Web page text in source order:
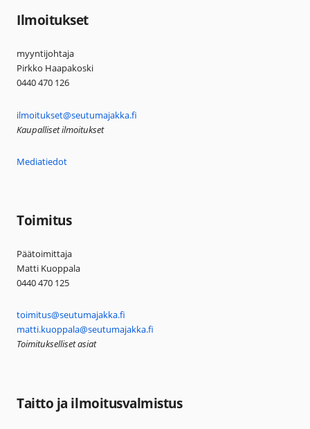
Ilmoitukset
myyntijohtaja
Pirkko Haapakoski
0440 470 126
ilmoitukset@seutumajakka.fi
Kaupalliset ilmoitukset
Mediatiedot
Toimitus
Päätoimittaja
Matti Kuoppala
0440 470 125
toimitus@seutumajakka.fi
matti.kuoppala@seutumajakka.fi
Toimitukselliset asiat
Taitto ja ilmoitusvalmistus